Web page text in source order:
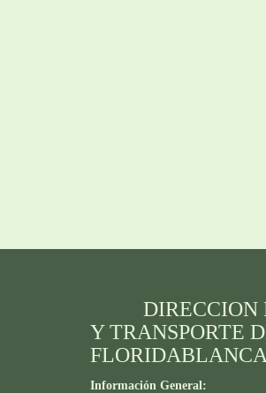
DIRECCION
Y TRANSPORTE
FLORIDABLANCA
Información General: